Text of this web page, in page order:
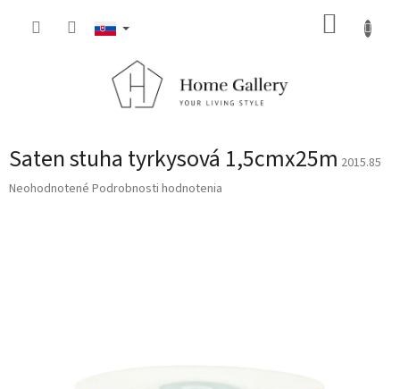
Saten stuha tyrkysová 1,5cmx25m 2015.85
Priemerné
Neohodnotené Podrobnosti hodnotenia